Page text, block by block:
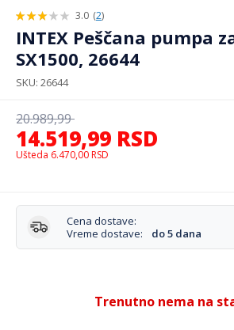
3.0 (2)
INTEX Peščana pumpa
SX1500, 26644
SKU 26644
14.519,99 RSD
20.989,99
Ušteda 6.470,00 RSD
Cena dostave:
Vreme dostave:
do 5 dana
Trenutno nema na